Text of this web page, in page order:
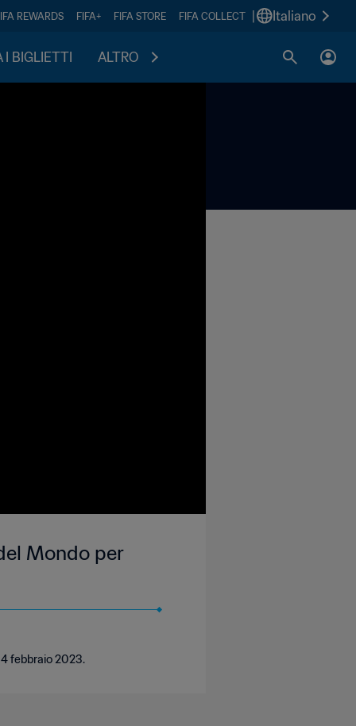
REWARDS FIFA+ FIFA STORE FIFA COLLECT Italiano
I BIGLIETTI ALTRO
Mondo per
4 febbraio 2023.